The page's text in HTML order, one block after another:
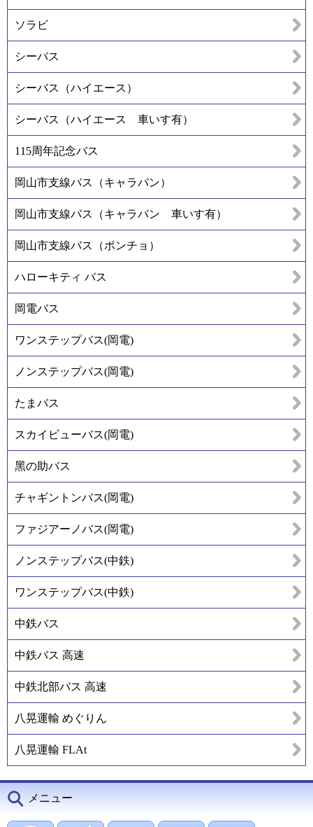
ソラビ
シーバス
シーバス（ハイエース）
シーバス（ハイエース 車いす有）
115周年記念バス
岡山市支線バス（キャラバン）
岡山市支線バス（キャラバン 車いす有）
岡山市支線バス（ポンチョ）
ハローキティ バス
岡電バス
ワンステップバス(岡電)
ノンステップバス(岡電)
たまバス
スカイビューバス(岡電)
黑の助バス
チャギントンバス(岡電)
ファジアーノバス(岡電)
ノンステップバス(中鉄)
ワンステップバス(中鉄)
中鉄バス
中鉄バス 高速
中鉄北部バス 高速
八晃運輸 めぐりん
八晃運輸 FLAt
メニュー